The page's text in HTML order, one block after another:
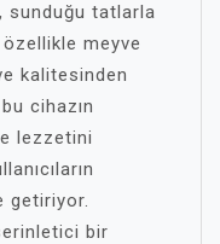
sunduğu tatlarla
özellikle meyve
kalitesinden
cihazın
lezzetini
getiriyor.
bir